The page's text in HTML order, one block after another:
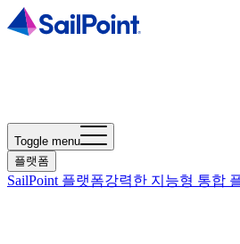
Toggle menu
플랫폼
SailPoint 플랫폼강력한 지능형 통합